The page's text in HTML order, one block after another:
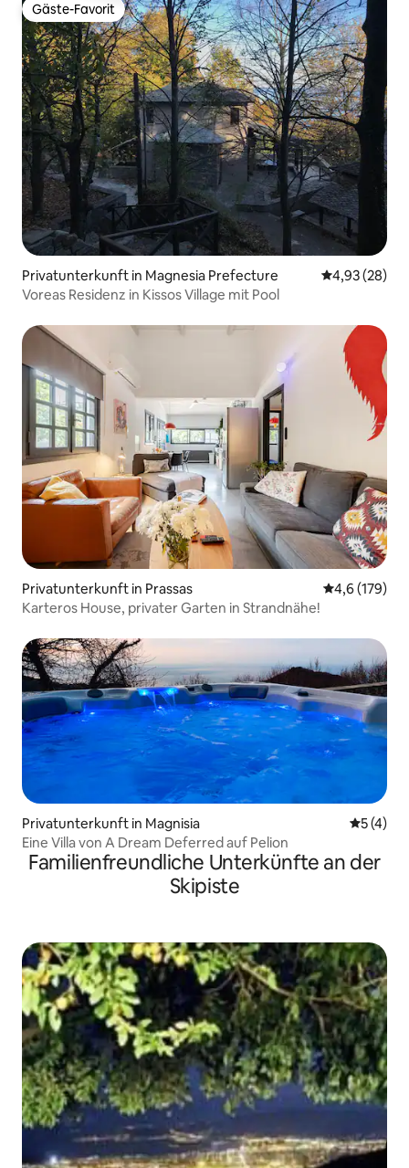
Gäste-Favorit
Gäste-Favorit
Privatunterkunft in Magnesia Prefecture
4,93 (28)
Voreas Residenz in Kissos Village mit Pool
Privatunterkunft in Prassas
4,6 (179)
Karteros House, privater Garten in Strandnähe!
Privatunterkunft in Magnisia
5 (4)
Eine Villa von A Dream Deferred auf Pelion
Familienfreundliche Unterkünfte an der
Skipiste